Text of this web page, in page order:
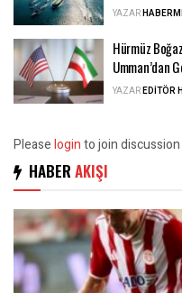
YAZAR
Hürmüz
Umman’dan
YAZAREDITÖR
Pleaseloginto join discussion
HABER AKIŞI